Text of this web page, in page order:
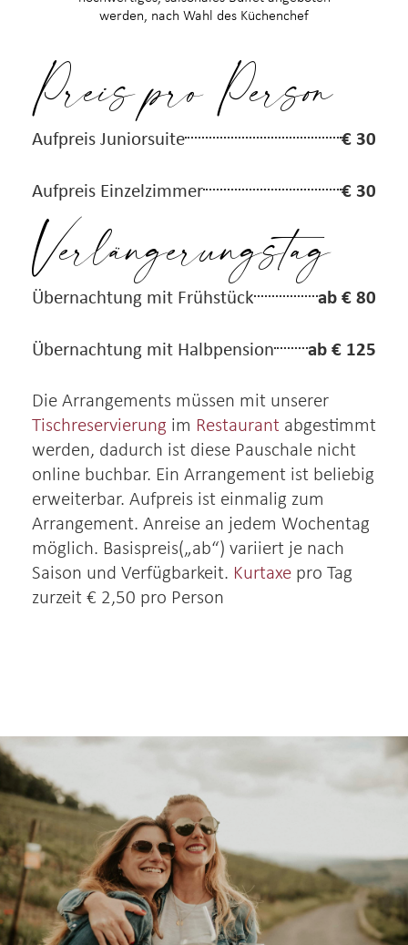
werden, nach Wahl des Küchenchef
Preis pro Person
Aufpreis Juniorsuite € 30
Aufpreis Einzelzimmer € 30
Verlängerungstag
Übernachtung mit Frühstück ab € 80
Übernachtung mit Halbpension ab € 125
Die Arrangements müssen mit unserer
Tischreservierung im Restaurant abgestimmt
werden, dadurch ist diese Pauschale nicht
online buchbar. Ein Arrangement ist beliebig
erweiterbar. Aufpreis ist einmalig zum
Arrangement. Anreise an jedem Wochentag
möglich. Basispreis(„ab“) variiert je nach
Saison und Verfügbarkeit. Kurtaxe pro Tag
zurzeit € 2,50 pro Person
Freizeit & Region
Wunderschöne Landschaften und vielfältige
Freizeitangebote machen das Ahrtal zum
idealen Ausflugsziel.